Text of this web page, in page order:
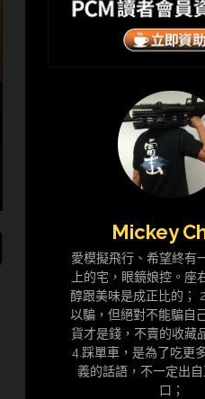
Mickey
愛模擬飛行、希望終有
上的宅，眼鏡娘控。座
醇跟美味是成正比的；
以騙，但絕對不能騙自
貨才是錢，不賣的收藏
4.踩單車，是為了吃更
義的話語，不一定出
口；